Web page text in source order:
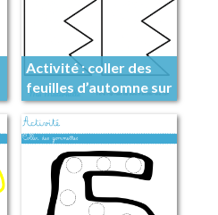
Activité : coller des
feuilles d’automne sur
la couronne